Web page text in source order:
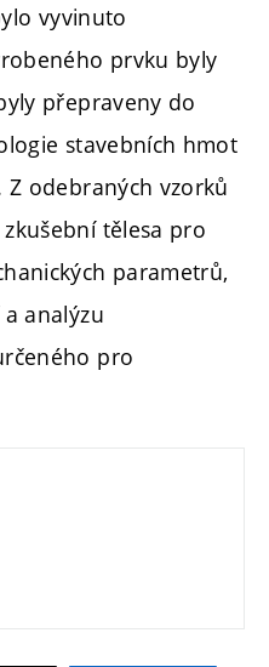
vyvinuto
prvku byly
přepraveny do
stavebních hmot
Z odebraných vzorků
tělesa pro
parametrů,
analýzu
pro